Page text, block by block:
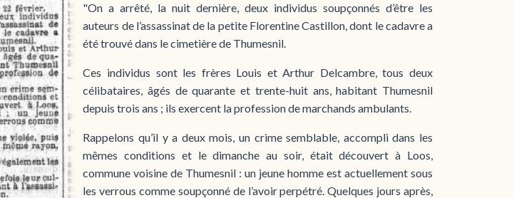
"On a arrêté, la nuit dernière, deux individus soupçonnés d’être les
auteurs de l’assassinat de la petite Florentine Castillon, dont le cadavre a
été trouvé dans le cimetière de Thumesnil.
Ces individus sont les frères Louis et Arthur Delcambre, tous deux
célibataires, âgés de quarante et trente-huit ans, habitant Thumesnil
depuis trois ans ; ils exercent la profession de marchands ambulants.
Rappelons qu’il y a deux mois, un crime semblable, accompli dans les
mêmes conditions et le dimanche au soir, était découvert à Loos,
commune voisine de Thumesnil : un jeune homme est actuellement sous
les verrous comme soupçonné de l’avoir perpétré. Quelques jours après,